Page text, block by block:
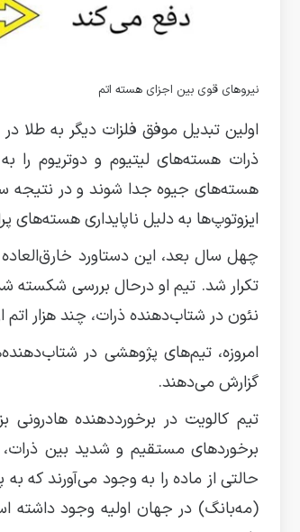
نیروهای قوی بین اجزای هسته اتم
ذرات هسته‌های لیتیوم و دوتریوم را
هسته‌های جیوه جدا شوند و در نتیجه
ایزوتوپ‌ها به دلیل ناپایداری هسته‌های
چهل سال بعد، این دستاورد
تکرار شد. تیم او درحال بررسی شکسته
نئون در شتاب‌دهنده ذرات، چند هزار اتم
امروزه، تیم‌های پژوهشی در
گزارش می‌دهند.
تیم کالویت در برخورددهنده
برخوردهای مستقیم و شدید بین ذرات،
حالتی از ماده را به وجود می‌آورند که
(مه‌بانگ) در جهان اولیه وجود داشته